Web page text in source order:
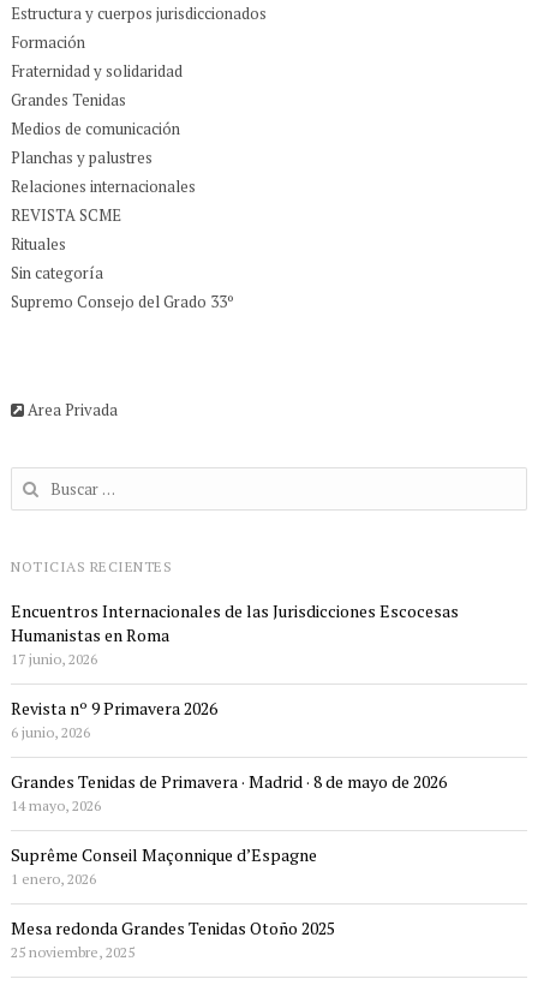
Estructura y cuerpos jurisdiccionados
Formación
Fraternidad y solidaridad
Grandes Tenidas
Medios de comunicación
Planchas y palustres
Relaciones internacionales
REVISTA SCME
Rituales
Sin categoría
Supremo Consejo del Grado 33º
Area Privada
Buscar:
NOTICIAS RECIENTES
Encuentros Internacionales de las Jurisdicciones Escocesas
Humanistas en Roma
17 junio, 2026
Revista nº 9 Primavera 2026
6 junio, 2026
Grandes Tenidas de Primavera · Madrid · 8 de mayo de 2026
14 mayo, 2026
Suprême Conseil Maçonnique d’Espagne
1 enero, 2026
Mesa redonda Grandes Tenidas Otoño 2025
25 noviembre, 2025